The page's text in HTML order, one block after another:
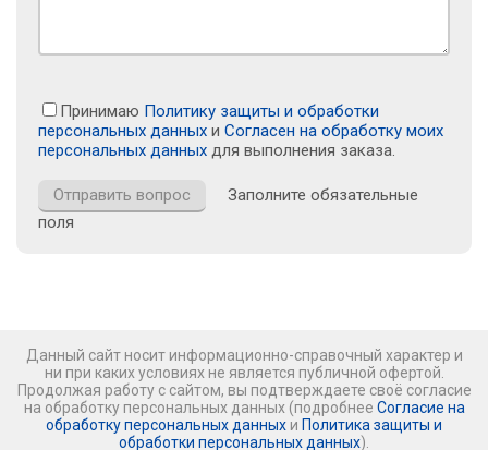
Принимаю Политику защиты и обработки
персональных данных и Согласен на обработку моих
персональных данных для выполнения заказа.
Заполните обязательные
поля
Данный сайт носит информационно-справочный характер и
ни при каких условиях не является публичной офертой.
Продолжая работу с сайтом, вы подтверждаете своё согласие
на обработку персональных данных (подробнее Согласие на
обработку персональных данных и Политика защиты и
обработки персональных данных).